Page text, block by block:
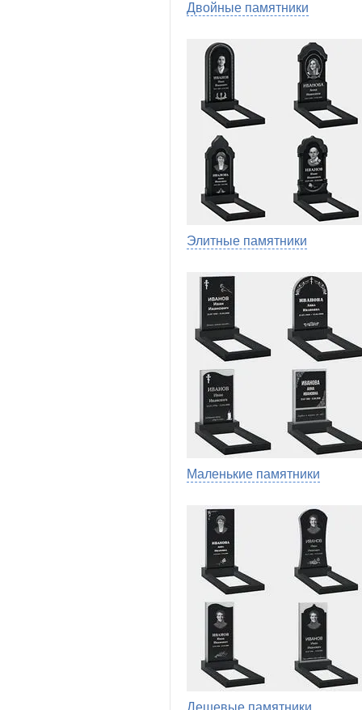
Двойные памятники
Элитные памятники
Маленькие памятники
Дешевые памятники